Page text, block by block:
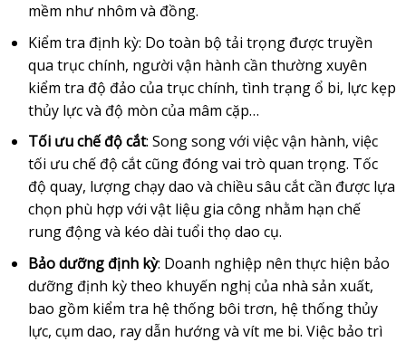
mềm như nhôm và đồng.
Kiểm tra định kỳ: Do toàn bộ tải trọng được truyền
qua trục chính, người vận hành cần thường xuyên
kiểm tra độ đảo của trục chính, tình trạng ổ bi, lực kẹp
thủy lực và độ mòn của mâm cặp…
Tối ưu chế độ cắt: Song song với việc vận hành, việc
tối ưu chế độ cắt cũng đóng vai trò quan trọng. Tốc
độ quay, lượng chạy dao và chiều sâu cắt cần được lựa
chọn phù hợp với vật liệu gia công nhằm hạn chế
rung động và kéo dài tuổi thọ dao cụ.
Bảo dưỡng định kỳ: Doanh nghiệp nên thực hiện bảo
dưỡng định kỳ theo khuyến nghị của nhà sản xuất,
bao gồm kiểm tra hệ thống bôi trơn, hệ thống thủy
lực, cụm dao, ray dẫn hướng và vít me bi. Việc bảo trì